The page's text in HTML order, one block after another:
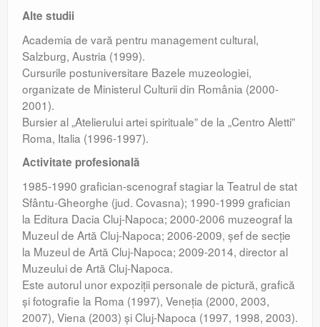
Alte studii
Academia de vară pentru management cultural,
Salzburg, Austria (1999).
Cursurile postuniversitare Bazele muzeologiei,
organizate de Ministerul Culturii din România (2000-
2001).
Bursier al „Atelierului artei spirituale” de la „Centro Aletti”
Roma, Italia (1996-1997).
Activitate profesională
1985-1990 grafician-scenograf stagiar la Teatrul de stat
Sfântu-Gheorghe (jud. Covasna); 1990-1999 grafician
la Editura Dacia Cluj-Napoca; 2000-2006 muzeograf la
Muzeul de Artă Cluj-Napoca; 2006-2009, şef de secţie
la Muzeul de Artă Cluj-Napoca; 2009-2014, director al
Muzeului de Artă Cluj-Napoca.
Este autorul unor expoziţii personale de pictură, grafică
şi fotografie la Roma (1997), Veneţia (2000, 2003,
2007), Viena (2003) şi Cluj-Napoca (1997, 1998, 2003).